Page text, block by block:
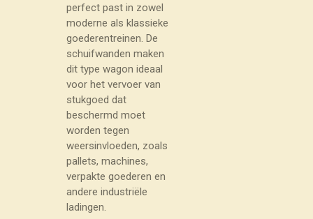
perfect past in zowel
moderne als klassieke
goederentreinen. De
schuifwanden maken
dit type wagon ideaal
voor het vervoer van
stukgoed dat
beschermd moet
worden tegen
weersinvloeden, zoals
pallets, machines,
verpakte goederen en
andere industriële
ladingen.